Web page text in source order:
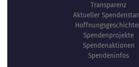
Transparenz
Aktueller
Spendenprojekte
Spendenaktionen
Spendeninfos